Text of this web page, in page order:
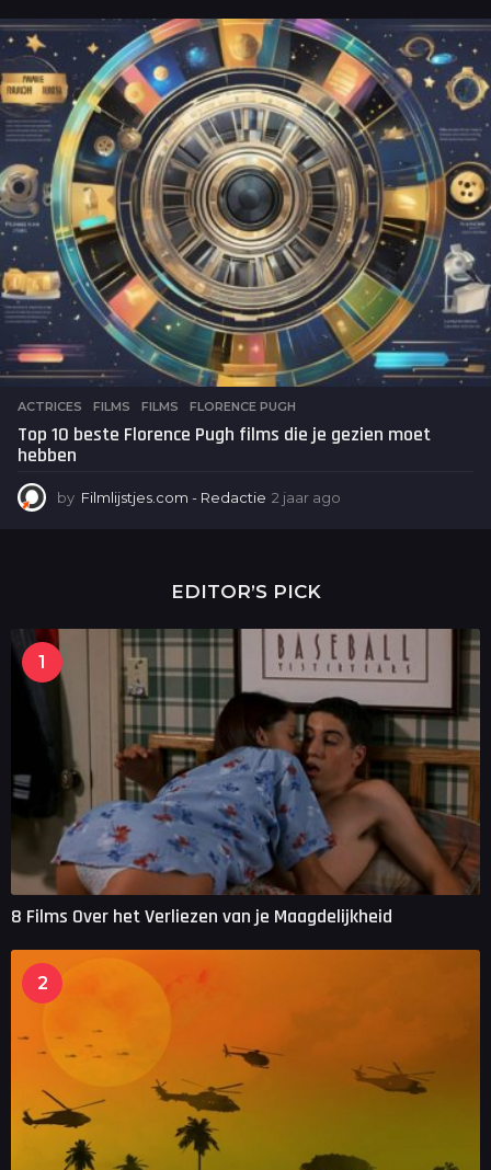
a
r
a
g
o
ACTRICES ,FILMS FILMS ,FLORENCE PUGH
Top 10 beste Florence Pugh films die je gezien moet
hebben
by Filmlijstjes.com - Redactie 2 jaar ago
EDITOR’S PICK
1
8 Films Over het Verliezen van je Maagdelijkheid
2